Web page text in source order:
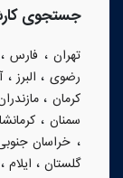
جستجوی
تهران ، فارس
رضوی ، البرز،
کرمان ،
سمنان ،
،خراسان
گلستان ، ایلام ،